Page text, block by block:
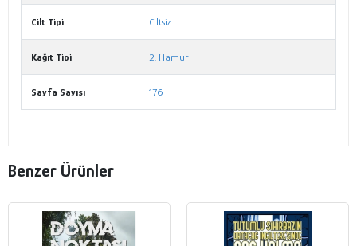
Cilt Tipi Ciltsiz
Kağıt Tipi 2. Hamur
Sayfa Sayısı 176
Benzer Ürünler